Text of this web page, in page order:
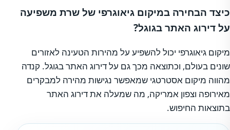
כיצד הבחירה במיקום גיאוגרפי של שרת משפיעה
על דירוג האתר בגוגל?
מיקום גיאוגרפי יכול להשפיע על מהירות הטעינה לאזורים
שונים בעולם, וכתוצאה מכך גם על דירוג האתר בגוגל. קנדה
מהווה מיקום אסטרטגי שמאפשר נגישות מהירה למבקרים
מאירופה וצפון אמריקה, מה שמעלה את דירוג האתר
בתוצאות החיפוש.